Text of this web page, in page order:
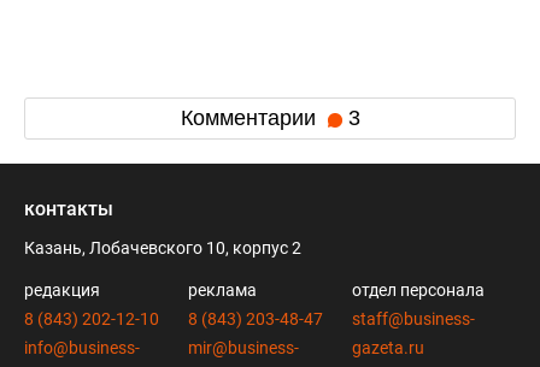
Комментарии 3
контакты
Казань, Лобачевского 10, корпус 2
редакция
8 (843) 202-12-10
info@business-
реклама
8 (843) 203-48-47
mir@business-
отдел персонала
staff@business-
gazeta.ru